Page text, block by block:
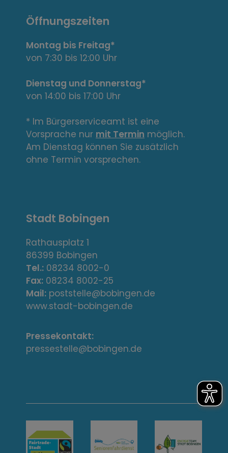
n
t
e
L
i
n
k
s
A
d
r
e
s
s
e
/
n
t
Öffnungszeiten
Montag bis Freitag*
von 7:30 bis 12:00 Uhr
Dienstag und Donnerstag*
von 14:00 bis 17:00 Uhr
* Im Bürgerserviceamt ist eine
Vorsprache nur mit Termin möglich.
Am Dienstag können Sie zusätzlich
ohne Termin vorsprechen.
Stadt Bobingen
Rathausplatz 1
86399 Bobingen
Tel.: 08234 8002-0
Fax: 08234 8002-25
Mail: poststelle@bobingen.de
www.stadt-bobingen.de
Pressekontakt:
pressestelle@bobingen.de